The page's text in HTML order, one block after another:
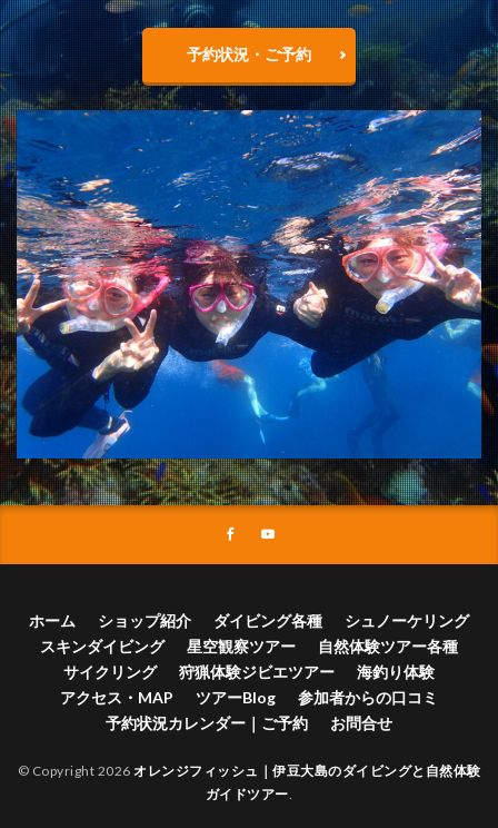
予約状況・ご予約
ホーム ショップ紹介 ダイビング各種
シュノーケリング
スキンダイビング
星空観察ツアー
自然体験ツアー各種
サイクリング
狩猟体験ジビエツアー
海釣り体験
アクセス・MAP
ツアーBlog
参加者からの口コミ
予約状況カレンダー｜ご予約
お問合せ
© Copyright 2026 オレンジフィッシュ｜伊豆大島のダイビングと自然体験
ガイドツアー.